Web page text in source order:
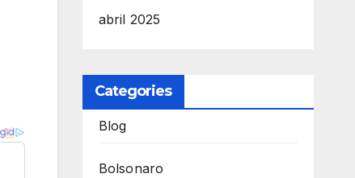
abril 2025
Categories
Blog
Bolsonaro